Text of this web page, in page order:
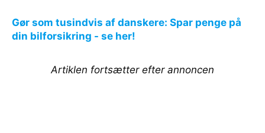
Gør som tusindvis af danskere: Spar penge på
din bilforsikring - se her!
Artiklen fortsætter efter annoncen